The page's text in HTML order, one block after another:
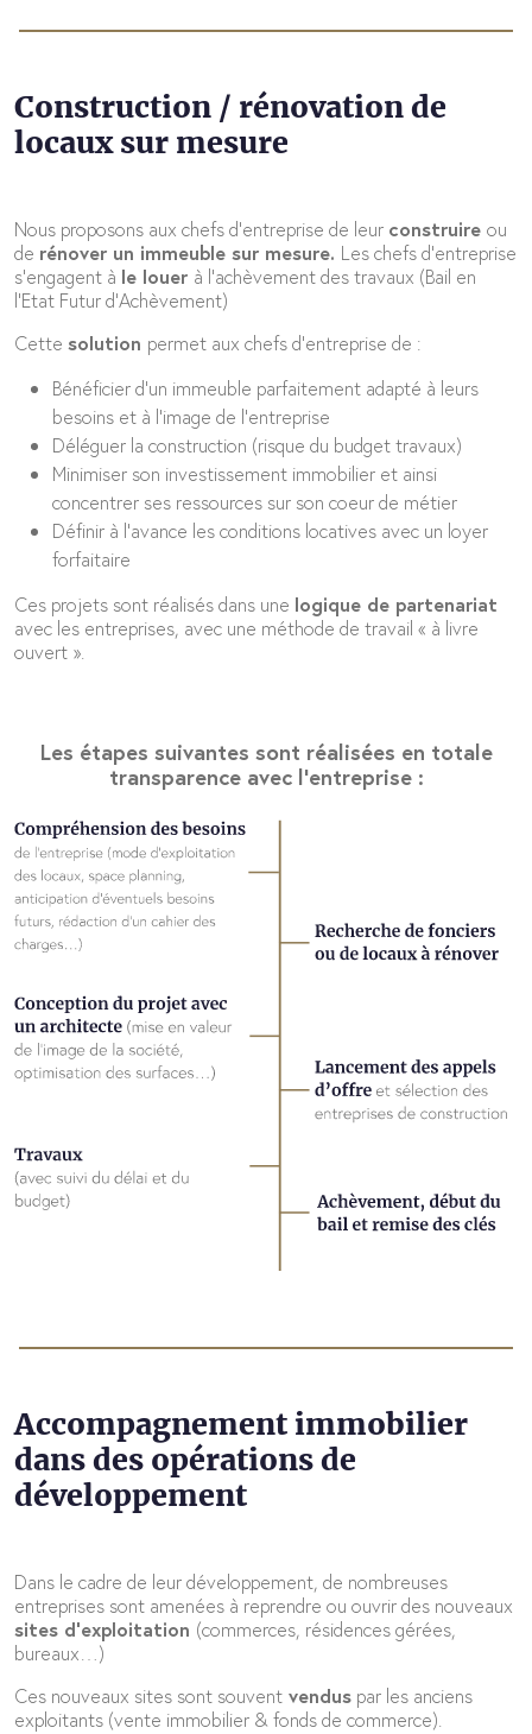
Les étapes suivantes sont réalisées en totale
transparence avec l'entreprise :
Construction / rénovation de
locaux sur mesure
Nous proposons aux chefs d’entreprise de leur construire ou
de rénover un immeuble sur mesure. Les chefs d’entreprise
s’engagent à le louer à l’achèvement des travaux (Bail en
l’Etat Futur d’Achèvement)
Cette solution permet aux chefs d’entreprise de :
Bénéficier d’un immeuble parfaitement adapté à leurs
besoins et à l’image de l’entreprise
Déléguer la construction (risque du budget travaux)
Minimiser son investissement immobilier et ainsi
concentrer ses ressources sur son coeur de métier
Définir à l’avance les conditions locatives avec un loyer
forfaitaire
Ces projets sont réalisés dans une logique de partenariat
avec les entreprises, avec une méthode de travail « à livre
ouvert ».
Accompagnement immobilier
dans des opérations de
développement
Dans le cadre de leur développement, de nombreuses
entreprises sont amenées à reprendre ou ouvrir des nouveaux
sites d’exploitation (commerces, résidences gérées,
bureaux…)
Ces nouveaux sites sont souvent vendus par les anciens
exploitants (vente immobilier & fonds de commerce).